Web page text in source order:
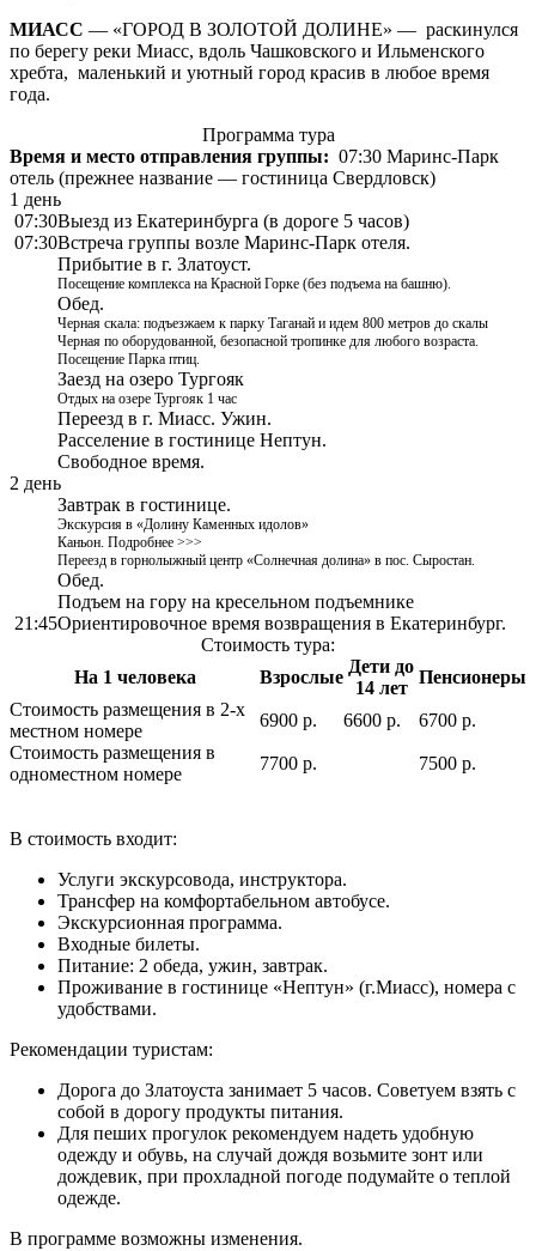
МИАСС — «ГОРОД В ЗОЛОТОЙ ДОЛИНЕ» — раскинулся
по берегу реки Миасс, вдоль Чашковского и Ильменского
хребта, маленький и уютный город красив в любое время
года.
Программа тура
Время и место отправления группы: 07:30 Маринс-Парк
отель (прежнее название — гостиница Свердловск)
1 день
07:30Выезд из Екатеринбурга (в дороге 5 часов)
07:30Встреча группы возле Маринс-Парк отеля.
Прибытие в г. Златоуст.
Посещение комплекса на Красной Горке (без подъема на башню).
Обед.
Черная скала: подъезжаем к парку Таганай и идем 800 метров до скалы
Черная по оборудованной, безопасной тропинке для любого возраста.
Посещение Парка птиц.
Заезд на озеро Тургояк
Отдых на озере Тургояк 1 час
Переезд в г. Миасс. Ужин.
Расселение в гостинице Нептун.
Свободное время.
2 день
Завтрак в гостинице.
Экскурсия в «Долину Каменных идолов»
Каньон. Подробнее >>>
Переезд в горнолыжный центр «Солнечная долина» в пос. Сыростан.
Обед.
Подъем на гору на кресельном подъемнике
21:45Ориентировочное время возвращения в Екатеринбург.
Стоимость тура:
На 1 человека
Взрослые
Дети до
14 лет
Пенсионеры
Стоимость размещения в 2-х
местном номере
6900 р. 6600 р.
6700 р.
Стоимость размещения в
одноместном номере
7700 р. 7500 р.
В стоимость входит:
Услуги экскурсовода, инструктора.
Трансфер на комфортабельном автобусе.
Экскурсионная программа.
Входные билеты.
Питание: 2 обеда, ужин, завтрак.
Проживание в гостинице «Нептун» (г.Миасс), номера с
удобствами.
Рекомендации туристам:
Дорога до Златоуста занимает 5 часов. Советуем взять с
собой в дорогу продукты питания.
Для пеших прогулок рекомендуем надеть удобную
одежду и обувь, на случай дождя возьмите зонт или
дождевик, при прохладной погоде подумайте о теплой
одежде.
В программе возможны изменения.